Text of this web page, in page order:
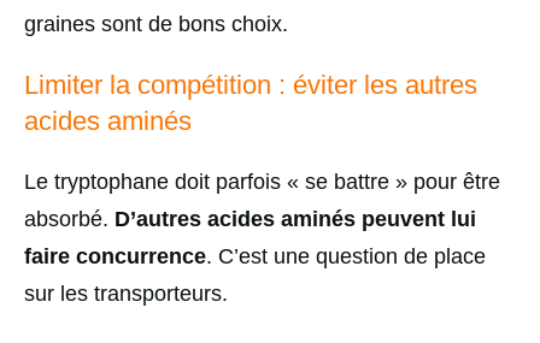
graines sont de bons choix.
Limiter la compétition : éviter les autres
acides aminés
Le tryptophane doit parfois « se battre » pour être
absorbé. D’autres acides aminés peuvent lui
faire concurrence. C’est une question de place
sur les transporteurs.